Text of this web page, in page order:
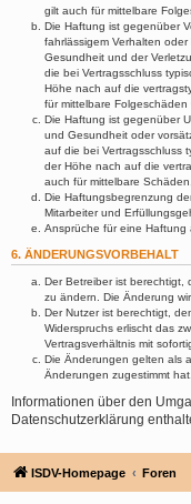
gilt auch für mittelbare
Die Haftung ist gegenüber
fahrlässigem Verhalten
Gesundheit und der
die bei Vertragsschluss
Höhe nach auf die
für mittelbare
Die Haftung ist gegenüber
und Gesundheit oder
auf die bei Vertragsschluss
der Höhe nach auf die
auch für mittelbare
Die Haftungsbegrenzung
Mitarbeiter und
Ansprüche für eine Haftung
6. ÄNDERUNGSVORBEHALT
Der Betreiber ist berechtigt,
zu ändern. Die Änderung
Der Nutzer ist berechtigt,
Widerspruchs erlischt das
Vertragsverhältnis mit
Die Änderungen gelten als
Änderungen zugestimmt hat.
Informationen über den
Datenschutzerklärung
ISDV-Homepage Foren